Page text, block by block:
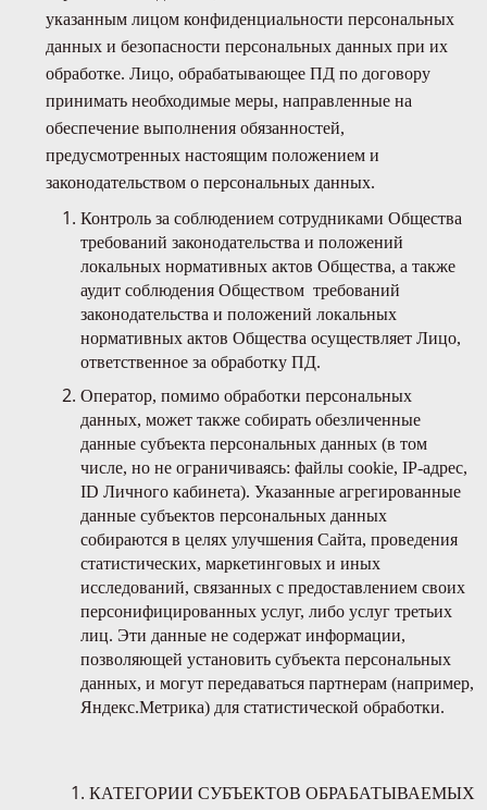
указанным лицом конфиденциальности персональных
данных и безопасности персональных данных при их
обработке. Лицо, обрабатывающее ПД по договору
принимать необходимые меры, направленные на
обеспечение выполнения обязанностей,
предусмотренных настоящим положением и
законодательством о персональных данных.
Контроль за соблюдением сотрудниками Общества
требований законодательства и положений
локальных нормативных актов Общества, а также
аудит соблюдения Обществом требований
законодательства и положений локальных
нормативных актов Общества осуществляет Лицо,
ответственное за обработку ПД.
Оператор, помимо обработки персональных
данных, может также собирать обезличенные
данные субъекта персональных данных (в том
числе, но не ограничиваясь: файлы cookie, IP-адрес,
ID Личного кабинета). Указанные агрегированные
данные субъектов персональных данных
собираются в целях улучшения Сайта, проведения
статистических, маркетинговых и иных
исследований, связанных с предоставлением своих
персонифицированных услуг, либо услуг третьих
лиц. Эти данные не содержат информации,
позволяющей установить субъекта персональных
данных, и могут передаваться партнерам (например,
Яндекс.Метрика) для статистической обработки.
КАТЕГОРИИ СУБЪЕКТОВ ОБРАБАТЫВАЕМЫХ